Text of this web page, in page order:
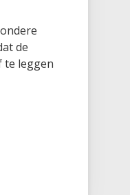
de
te leggen